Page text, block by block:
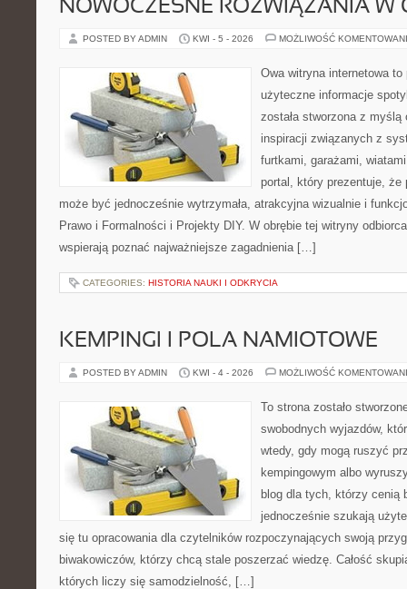
NOWOCZESNE ROZWIĄZANIA W
POSTED BY ADMIN KWI - 5 - 2026 MOŻLIWOŚĆ
Owa witryna internetowa
użyteczne informacje
została stworzona z
inspiracji związanych z
furtkami, garażami,
portal, który prezentuje, że
może być jednocześnie wytrzymała, atrakcyjna wizualnie i
Prawo i Formalności i Projekty DIY. W obrębie tej witryny
wspierają poznać najważniejsze zagadnienia […]
CATEGORIES: HISTORIA NAUKI I ODKRYCIA
KEMPINGI I POLA NAMIOTOWE
POSTED BY ADMIN KWI - 4 - 2026 MOŻLIWOŚĆ
To strona zostało
swobodnych wyjazdów,
wtedy, gdy mogą ruszyć
kempingowym albo
blog dla tych, którzy cenią
jednocześnie szukają
się tu opracowania dla czytelników rozpoczynających swoją
biwakowiczów, którzy chcą stale poszerzać wiedzę. Całość
których liczy się samodzielność, […]